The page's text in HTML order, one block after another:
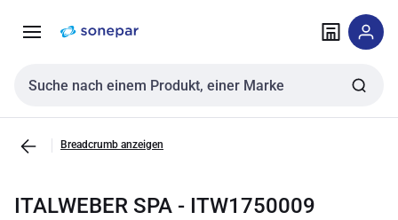
NavigationInhalt
Sucheingabe
Breadcrumb anzeigen
ITALWEBER SPA - ITW1750009